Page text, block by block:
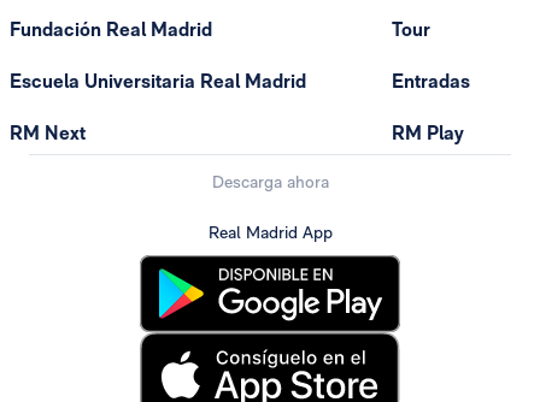
Fundación Real Madrid
Escuela Universitaria Real Madrid
RM Next
Tour
Entradas
RM Play
Descarga ahora
Real Madrid App